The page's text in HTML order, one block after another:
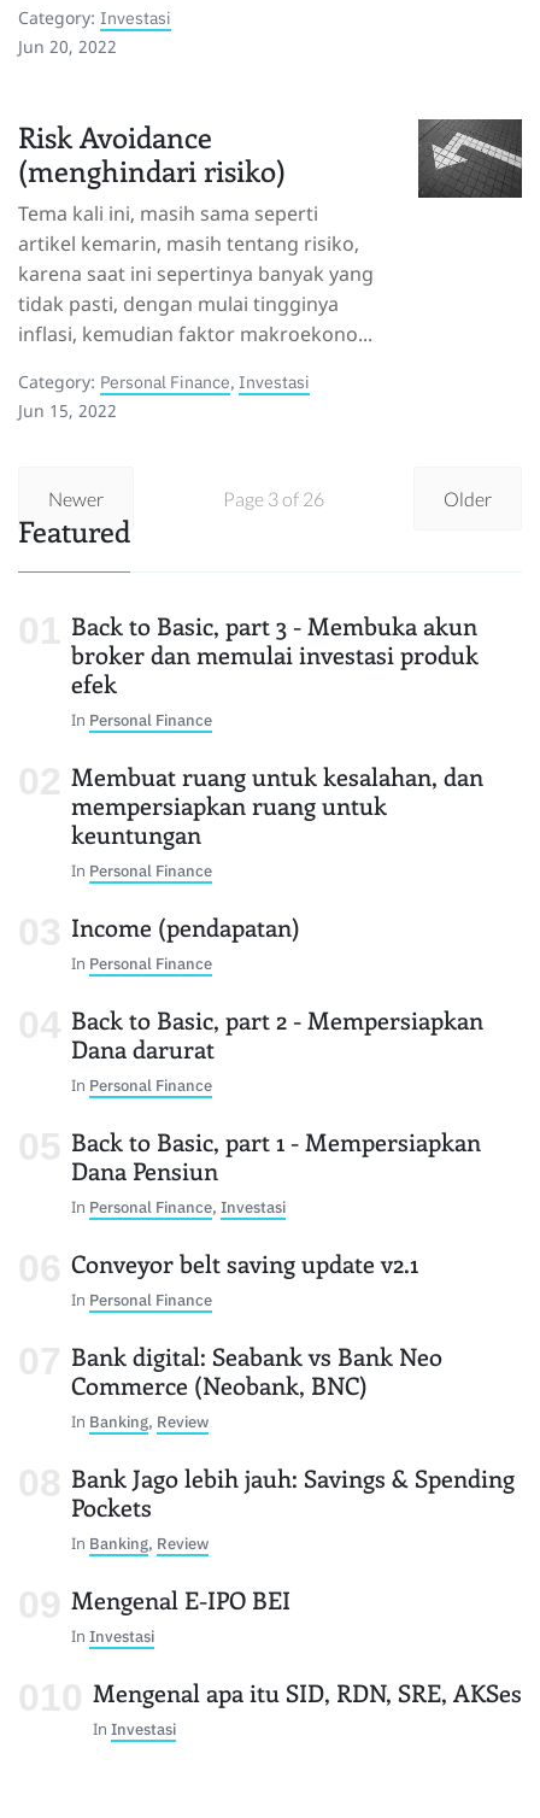
Category: Investasi
Jun 20, 2022
Risk Avoidance
(menghindari risiko)
Tema kali ini, masih sama seperti
artikel kemarin, masih tentang risiko,
karena saat ini sepertinya banyak yang
tidak pasti, dengan mulai tingginya
inflasi, kemudian faktor makroekono...
Category: Personal Finance, Investasi
Jun 15, 2022
Newer Older
Page 3 of 26
Featured
Back to Basic, part 3 - Membuka akun
broker dan memulai investasi produk
efek
In Personal Finance
Membuat ruang untuk kesalahan, dan
mempersiapkan ruang untuk
keuntungan
In Personal Finance
Income (pendapatan)
In Personal Finance
Back to Basic, part 2 - Mempersiapkan
Dana darurat
In Personal Finance
Back to Basic, part 1 - Mempersiapkan
Dana Pensiun
In Personal Finance, Investasi
Conveyor belt saving update v2.1
In Personal Finance
Bank digital: Seabank vs Bank Neo
Commerce (Neobank, BNC)
In Banking, Review
Bank Jago lebih jauh: Savings & Spending
Pockets
In Banking, Review
Mengenal E-IPO BEI
In Investasi
Mengenal apa itu SID, RDN, SRE, AKSes
In Investasi